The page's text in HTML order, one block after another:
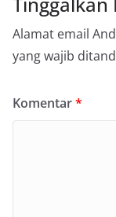
Alamat email
yang wajib
Komentar*